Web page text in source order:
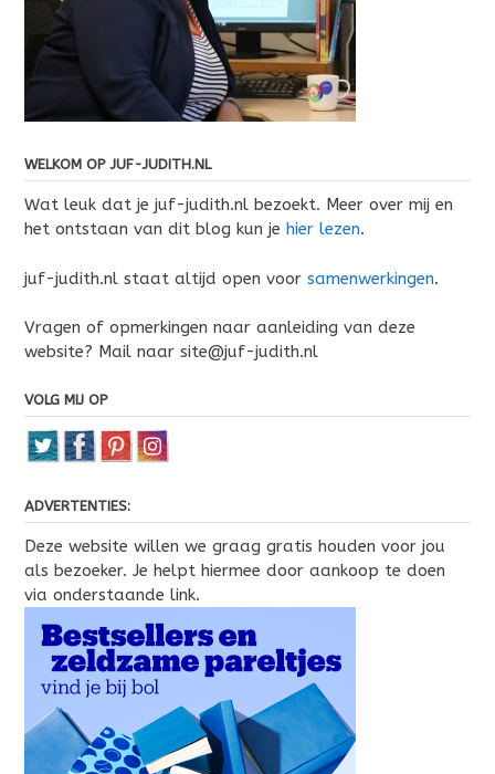
WELKOM OP JUF-JUDITH.NL
Wat leuk dat je juf-judith.nl bezoekt. Meer over mij en
het ontstaan van dit blog kun je hier lezen.
juf-judith.nl staat altijd open voor samenwerkingen.
Vragen of opmerkingen naar aanleiding van deze
website? Mail naar site@juf-judith.nl
VOLG MIJ OP
ADVERTENTIES:
Deze website willen we graag gratis houden voor jou
als bezoeker. Je helpt hiermee door aankoop te doen
via onderstaande link.